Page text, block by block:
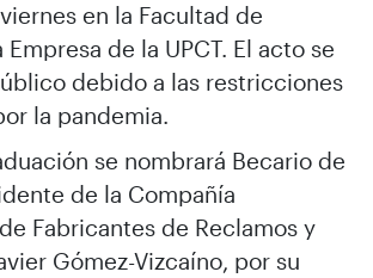
en la Facultad de
de la UPCT. El acto se
debido a las restricciones
la pandemia.
se nombrará Becario de
de la Compañía
Fabricantes de Reclamos y
Gómez-Vizcaíno, por su